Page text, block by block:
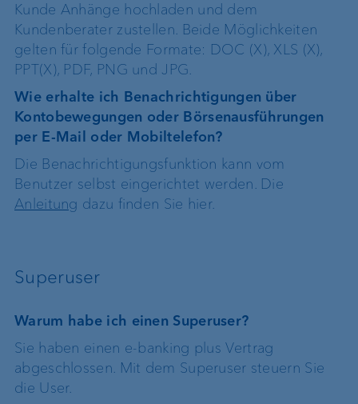
Kunde Anhänge hochladen und dem
Kundenberater zustellen. Beide Möglichkeiten
gelten für folgende Formate: DOC (X), XLS (X),
PPT(X), PDF, PNG und JPG.
Wie erhalte ich Benachrichtigungen über
Kontobewegungen oder Börsenausführungen
per E-Mail oder Mobiltelefon?
Die Benachrichtigungsfunktion kann vom
Benutzer selbst eingerichtet werden. Die
Anleitung dazu finden Sie hier.
Superuser
Warum habe ich einen Superuser?
Sie haben einen e-banking plus Vertrag
abgeschlossen. Mit dem Superuser steuern Sie
die User.